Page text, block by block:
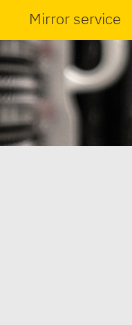
Mirror service